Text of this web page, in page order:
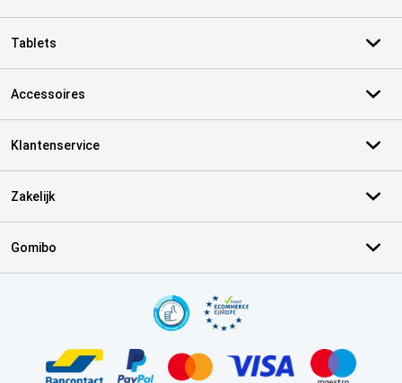
Tablets
Accessoires
Klantenservice
Zakelijk
Gomibo